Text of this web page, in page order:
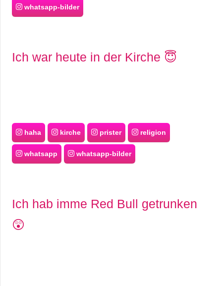
whatsapp-bilder
Ich war heute in der Kirche 😇
haha kirche prister religion
whatsapp whatsapp-bilder
Ich hab imme Red Bull getrunken
😲